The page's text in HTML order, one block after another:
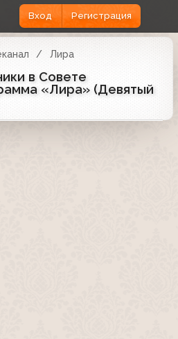
Вход Регистрация
Лира
в Совете
«Лира» (Девятый